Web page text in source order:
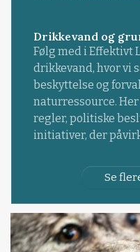
Drikkevand og
Følg med i Effektivt
drikkevand, hvor vi
beskyttelse og
naturressource.
regler, politiske
initiativer, der
Se